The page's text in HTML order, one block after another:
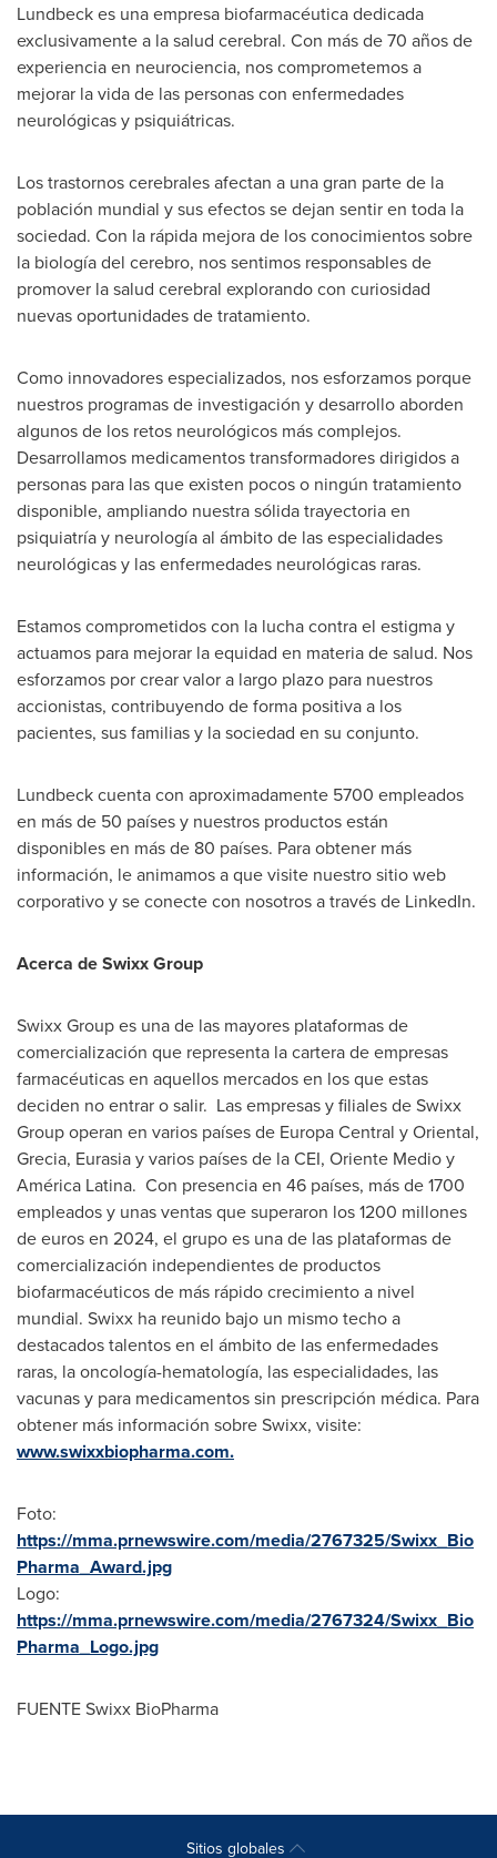
Lundbeck es una empresa biofarmacéutica dedicada
exclusivamente a la salud cerebral. Con más de 70 años de
experiencia en neurociencia, nos comprometemos a
mejorar la vida de las personas con enfermedades
neurológicas y psiquiátricas.
Los trastornos cerebrales afectan a una gran parte de la
población mundial y sus efectos se dejan sentir en toda la
sociedad. Con la rápida mejora de los conocimientos sobre
la biología del cerebro, nos sentimos responsables de
promover la salud cerebral explorando con curiosidad
nuevas oportunidades de tratamiento.
Como innovadores especializados, nos esforzamos porque
nuestros programas de investigación y desarrollo aborden
algunos de los retos neurológicos más complejos.
Desarrollamos medicamentos transformadores dirigidos a
personas para las que existen pocos o ningún tratamiento
disponible, ampliando nuestra sólida trayectoria en
psiquiatría y neurología al ámbito de las especialidades
neurológicas y las enfermedades neurológicas raras.
Estamos comprometidos con la lucha contra el estigma y
actuamos para mejorar la equidad en materia de salud. Nos
esforzamos por crear valor a largo plazo para nuestros
accionistas, contribuyendo de forma positiva a los
pacientes, sus familias y la sociedad en su conjunto.
Lundbeck cuenta con aproximadamente 5700 empleados
en más de 50 países y nuestros productos están
disponibles en más de 80 países. Para obtener más
información, le animamos a que visite nuestro sitio web
corporativo y se conecte con nosotros a través de LinkedIn.
Acerca de Swixx Group
Swixx Group es una de las mayores plataformas de
comercialización que representa la cartera de empresas
farmacéuticas en aquellos mercados en los que estas
deciden no entrar o salir. Las empresas y filiales de Swixx
Group operan en varios países de Europa Central y Oriental,
Grecia, Eurasia y varios países de la CEI, Oriente Medioy
América Latina. Con presencia en 46 países, más de 1700
empleados y unas ventas que superaron los 1200 millones
de euros en 2024, el grupo es una de las plataformas de
comercialización independientes de productos
biofarmacéuticos de más rápido crecimiento a nivel
mundial. Swixx ha reunido bajo un mismo techo a
destacados talentos en el ámbito de las enfermedades
raras, la oncología-hematología, las especialidades, las
vacunas y para medicamentos sin prescripción médica. Para
obtener más información sobre Swixx, visite:
www.swixxbiopharma.com.
Foto:
https://mma.prnewswire.com/media/2767325/Swixx_Bio
Pharma_Award.jpg
Logo:
https://mma.prnewswire.com/media/2767324/Swixx_Bio
Pharma_Logo.jpg
FUENTE Swixx BioPharma
Sitios globales